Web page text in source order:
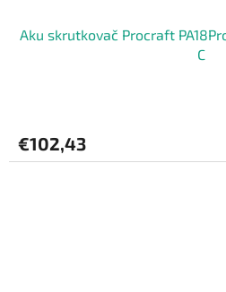
Aku skrutkovač Procraft
C
€102,43